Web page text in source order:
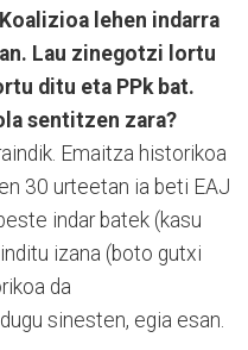
lehen indarra
Lau zinegotzi lortu
ditu eta PPk bat.
sentitzen zara?
Emaitza historikoa
30 urteetan ia beti EAJ
indar batek (kasu
izana (boto gutxi
da
sinesten, egia esan.